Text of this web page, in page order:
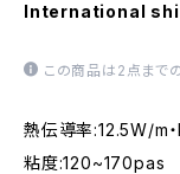
International
この商品は2点まで
熱伝導率:12.5W/m
粘度:120~170pas